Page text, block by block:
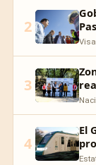
2
Visa
3
4
El